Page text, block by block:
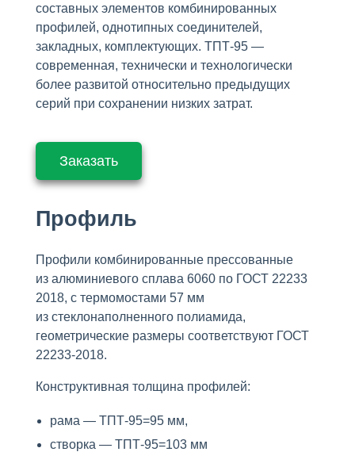
составных элементов комбинированных
профилей, однотипных соединителей,
закладных, комплектующих. ТПТ-95 —
современная, технически и технологически
более развитой относительно предыдущих
серий при сохранении низких затрат.
Заказать
Профиль
Профили комбинированные прессованные
из алюминиевого сплава 6060 по ГОСТ 22233
2018, с термомостами 57 мм
из стеклонаполненного полиамида,
геометрические размеры соответствуют ГОСТ
22233-2018.
Конструктивная толщина профилей:
рама — ТПТ-95=95 мм,
створка — ТПТ-95=103 мм